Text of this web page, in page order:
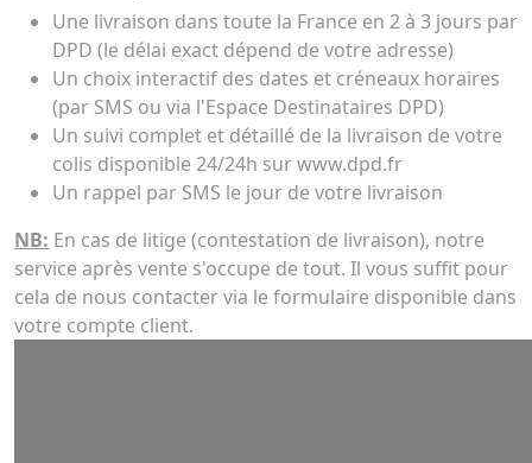
Une livraison dans toute la France en 2 à 3 jours par
DPD (le délai exact dépend de votre adresse)
Un choix interactif des dates et créneaux horaires
(par SMS ou via l'Espace Destinataires DPD)
Un suivi complet et détaillé de la livraison de votre
colis disponible 24/24h sur www.dpd.fr
Un rappel par SMS le jour de votre livraison
NB: En cas de litige (contestation de livraison), notre
service après vente s'occupe de tout. Il vous suffit pour
cela de nous contacter via le formulaire disponible dans
votre compte client.